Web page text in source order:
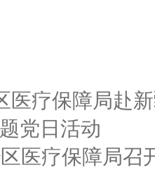
医疗保障局赴
党日活动
医疗保障局召